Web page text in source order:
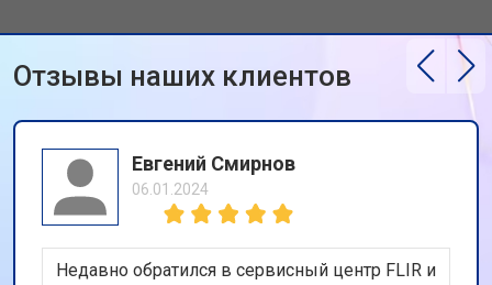
Отзывы наших клиентов
Евгений Смирнов
06.01.2024
Недавно обратился в сервисный центр FLIR и